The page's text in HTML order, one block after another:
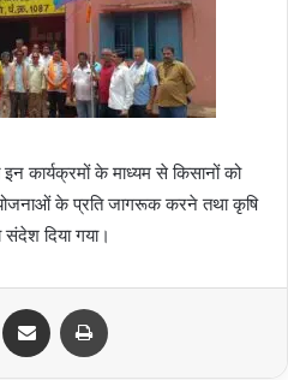
कार्यक्रमों के माध्यम से किसानों को
के प्रति जागरूक करने तथा कृषि
दिया गया।
WhatsAppShare via Email